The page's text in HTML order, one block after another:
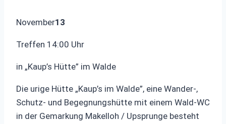
November13
Treffen 14:00 Uhr
in „Kaup’s Hütte” im Walde
Die urige Hütte „Kaup’s im Walde”, eine Wander-,
Schutz- und Begegnungshütte mit einem Wald-WC
in der Gemarkung Makelloh / Upsprunge besteht